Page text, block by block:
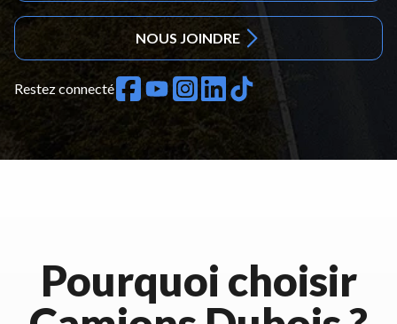
NOUS JOINDRE
Restez connecté
Pourquoi choisir